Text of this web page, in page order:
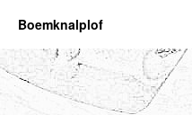
Boemknalplof